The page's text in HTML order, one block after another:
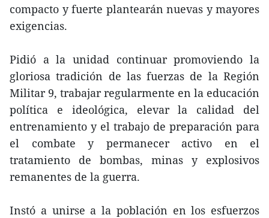
compacto y fuerte plantearán nuevas y mayores
exigencias.
Pidió a la unidad continuar promoviendo la
gloriosa tradición de las fuerzas de la Región
Militar 9, trabajar regularmente en la educación
política e ideológica, elevar la calidad del
entrenamiento y el trabajo de preparación para
el combate y permanecer activo en el
tratamiento de bombas, minas y explosivos
remanentes de la guerra.
Instó a unirse a la población en los esfuerzos